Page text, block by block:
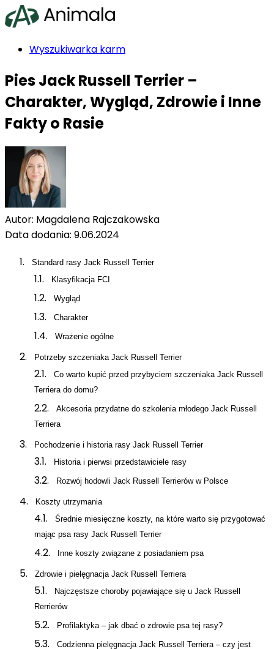
Wyszukiwarka karm
Producenci karm
Rasy psów
Blog
Indeks składników
Enable dark mode
Enable dark mode
Pies Jack Russell Terrier –
Charakter, Wygląd, Zdrowie i Inne
Fakty o Rasie
Autor: Magdalena Rajczakowska
Data dodania: 9.06.2024
Standard rasy Jack Russell Terrier
Klasyfikacja FCI
Wygląd
Charakter
Wrażenie ogólne
Potrzeby szczeniaka Jack Russell Terrier
Co warto kupić przed przybyciem szczeniaka Jack Russell
Terriera do domu?
Akcesoria przydatne do szkolenia młodego Jack Russell
Terriera
Pochodzenie i historia rasy Jack Russell Terrier
Historia i pierwsi przedstawiciele rasy
Rozwój hodowli Jack Russell Terrierów w Polsce
Koszty utrzymania
Średnie miesięczne koszty, na które warto się przygotować
mając psa rasy Jack Russell Terrier
Inne koszty związane z posiadaniem psa
Zdrowie i pielęgnacja Jack Russell Terriera
Najczęstsze choroby pojawiające się u Jack Russell
Rerrierów
Profilaktyka – jak dbać o zdrowie psa tej rasy?
Codzienna pielęgnacja Jack Russell Terriera – czy jest